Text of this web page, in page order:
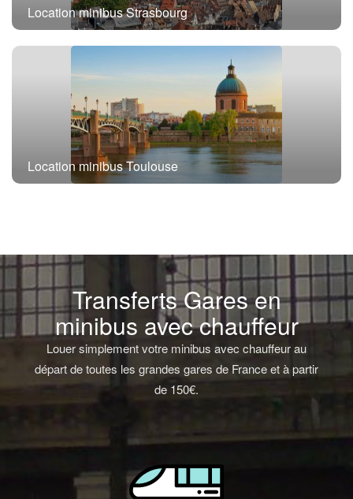
Location minibus Strasbourg
Location minibus Toulouse
Transferts Gares en
minibus avec chauffeur
Louer simplement votre minibus avec chauffeur au
départ de toutes les grandes gares de France et à partir
de 150€.